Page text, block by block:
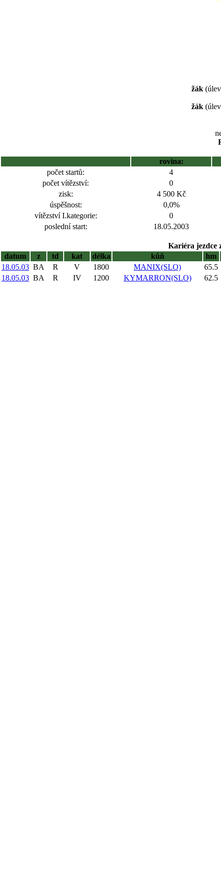
žák
žák
rovina:
počet startů:
4
počet vítězství:
0
zisk:
4 500 Kč
úspěšnost:
0,0%
vítězství I.kategorie:
0
poslední start:
18.05.2003
Kariéra jezdce
datum
z td kat délka kůň
hm
18.05.03 BA R V 1800 MANIX(SLO)
65.5
18.05.03 BA R IV 1200 KYMARRON(SLO) 62.5